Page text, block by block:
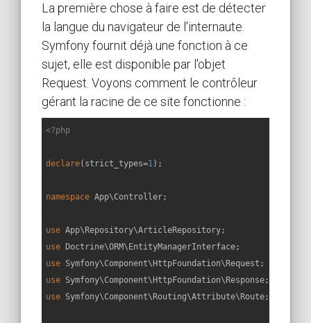
La première chose à faire est de détecter
la langue du navigateur de l'internaute.
Symfony fournit déjà une fonction à ce
sujet, elle est disponible par l'objet
Request. Voyons comment le contrôleur
gérant la racine de ce site fonctionne :
<?php
declare(strict_types=1);
namespace App\Controller;
use App\ Repository\ArticleRepository
use
Doctrine\ORM\ EntityManagerInterface
use Symfony\Component\ HttpFoundation\ Request
use Symfony\Component\ HttpFoundation\ Response
use Symfony\Component\ Routing\Attribute\ Route;